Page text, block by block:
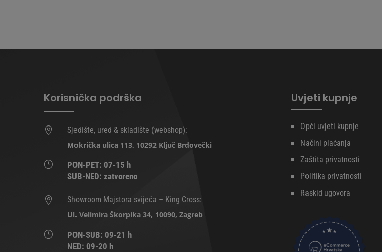
stranici
Korisnička podrška

Sjedište, ured & skladište (webshop):
Mokrička ulica 113, 10292 Ključ Brdovečki
}
PON-PET: 07-15 h
SUB-NED: zatvoreno

Showroom Majstora svijeća – King Cross:
Ul. Velimira Škorpika 34, 10090, Zagreb
}
PON-SUB: 09-21 h
NED: 09-20 h
Uvjeti kupnje
Opći uvjeti kupnje
Načini plaćanja
Zaštita privatnosti
Politika privatnosti
Raskid ugovora